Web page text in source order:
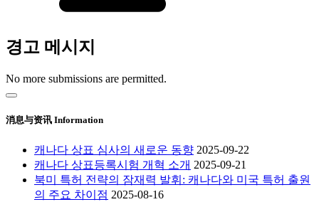
경고 메시지
No more submissions are permitted.
消息与资讯 Information
캐나다 상표 심사의 새로운 동향 2025-09-22
캐나다 상표등록시험 개혁 소개 2025-09-21
북미 특허 전략의 잠재력 발휘: 캐나다와 미국 특허 출원
의 주요 차이점 2025-08-16